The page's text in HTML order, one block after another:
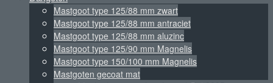
Mastgoot type 125/88 mm zwart
Mastgoot type 125/88 mm antraciet
Mastgoot type 125/88 mm aluzinc
Mastgoot type 125/90 mm Magnelis
Mastgoot type 150/100 mm Magnelis
Mastgoten gecoat mat